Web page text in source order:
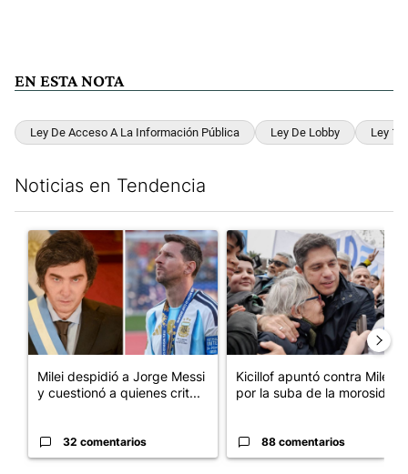
EN ESTA NOTA
Ley De Acceso A La Información Pública Ley De Lobby Ley
Noticias en Tendencia
Un artículo de tendencia con el título "Milei despidió a Jorge
Milei despidió a Jorge Messi
y cuestionó a quienes crit...
32 comentarios
Un artículo de tendencia con
Kicillof apuntó contra Milei
por la suba de la morosida...
88 comentarios